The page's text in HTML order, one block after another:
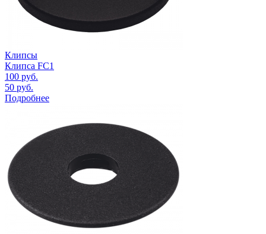
Клипсы
Клипса FC1
100 руб.
50 руб.
Подробнее